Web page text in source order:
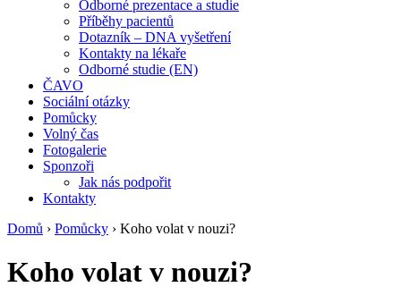
Odborné prezentace a studie
Příběhy pacientů
Dotazník – DNA vyšetření
Kontakty na lékaře
Odborné studie (EN)
ČAVO
Sociální otázky
Pomůcky
Volný čas
Fotogalerie
Sponzoři
Jak nás podpořit
Kontakty
Domů › Pomůcky › Koho volat v nouzi?
Koho volat v nouzi?